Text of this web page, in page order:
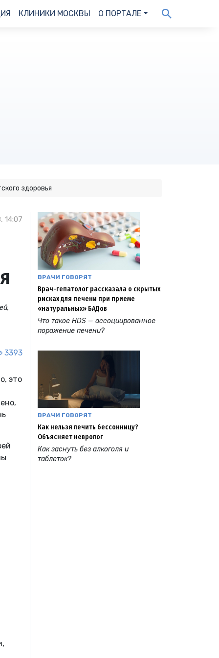
КЛИНИКИ МОСКВЫ О ПОРТАЛЕ
здоровья
14:07
3393
это
ВРАЧИ ГОВОРЯТ
Врач-гепатолог рассказала о скрытых
рисках для печени при приеме
«натуральных» БАДов
Что такое HDS — ассоциированное
поражение печени?
ВРАЧИ ГОВОРЯТ
Как нельзя лечить бессонницу?
Объясняет невролог
Как заснуть без алкоголя и
таблеток?